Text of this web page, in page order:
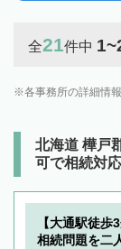
全21件中
各事務所の詳細情
北海道 樺戸
可で相続対
【大通駅徒歩
相続問題を二